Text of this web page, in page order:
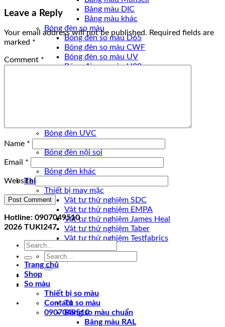
Bảng màu DIC
Bảng màu khác
Bóng đèn so màu
Bóng đèn so màu D65
Bóng đèn so màu CWF
Bóng đèn so màu UV
Bóng đèn so màu U30
Bóng đèn UVC
Bóng đèn nội soi
Bóng đèn khác
Thiết bị
Thiết bị may mặc
Vật tư thử nghiệm SDC
Vật tư thử nghiệm EMPA
Vật tư thử nghiệm James Heal
Vật tư thử nghiệm Taber
Vật tư thử nghiệm Testfabrics
Search
for:
Contact
0907049510
Leave a Reply
Your email address will not be published. Required fields are
marked *
Comment *
Name *
Email *
Website
Hotline: 0907049510
2026 TUKI247
Search
Trang chủ
Shop
So màu
Thiết bị so màu
Tủ so màu
Bảng so màu chuẩn
Bảng màu RAL